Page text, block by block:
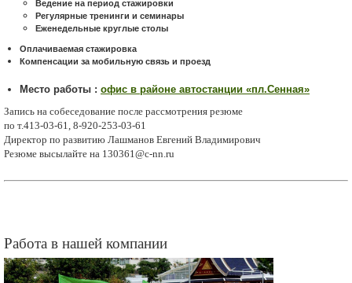
Ведение на период стажировки
Регулярные тренинги и семинары
Еженедельные круглые столы
Оплачиваемая стажировка
Компенсации за мобильную связь и проезд
Место работы : офис в районе автостанции «пл.Сенная»
Запись на собеседование после рассмотрения резюме
по т.413-03-61, 8-920-253-03-61
Директор по развитию Лашманов Евгений Владимирович
Резюме высылайте на 130361@c-nn.ru
Работа в нашей компании